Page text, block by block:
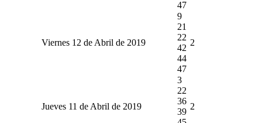
47
Viernes 12 de Abril de 2019
9
21
22
42
44
47
2
Jueves 11 de Abril de 2019
3
22
36
39
2